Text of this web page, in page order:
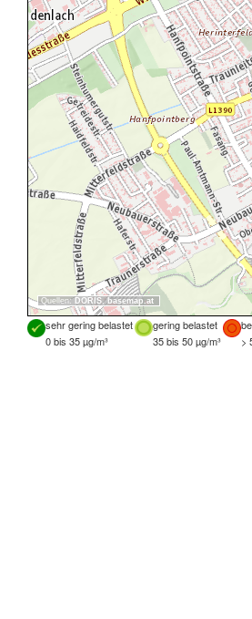
Quellen: DORIS, basemap.at
sehr gering belastet gering belastet
0 bis 35 µg/m³
35 bis 50 µg/m³ >